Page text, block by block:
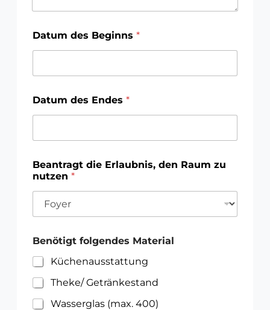
Datum des Beginns *
Datum des Endes *
a
t
e
é
b
u
t
D
E
V
a
t
e
i
n
D
E
V
Beantragt die Erlaubnis, den Raum zu
nutzen *
Benötigt folgendes Material
Küchenausstattung
Theke/ Getränkestand
Wasserglas (max. 400)